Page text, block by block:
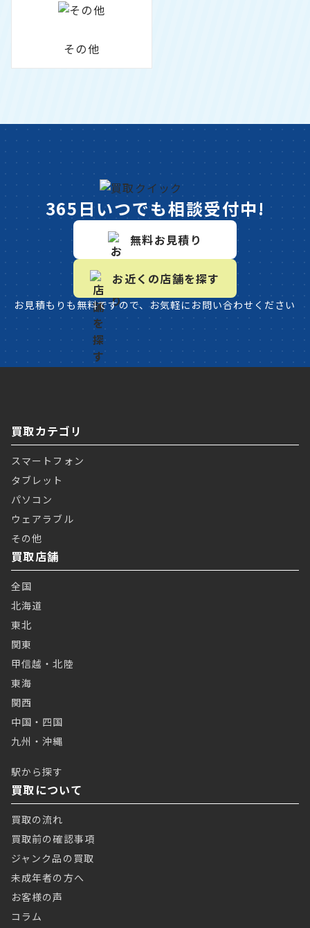
その他
365日いつでも相談受付中!
無料お見積り
お近くの店舗を探す
お見積もりも無料ですので、お気軽にお問い合わせください
買取カテゴリ
スマートフォン
タブレット
パソコン
ウェアラブル
その他
買取店舗
全国
北海道
東北
関東
甲信越・北陸
東海
関西
中国・四国
九州・沖縄
駅から探す
買取について
買取の流れ
買取前の確認事項
ジャンク品の買取
未成年者の方へ
お客様の声
コラム